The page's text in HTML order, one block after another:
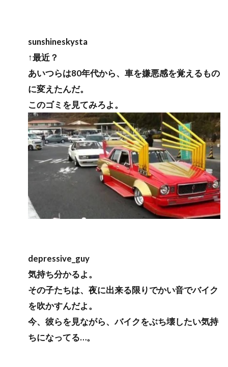
sunshineskysta
↑最近？
あいつらは80年代から、車を嫌悪感を覚えるもの
に変えたんだ。
このゴミを見てみろよ。
depressive_guy
気持ち分かるよ。
その子たちは、夜に出来る限りでかい音でバイク
を吹かすんだよ。
今、彼らを見ながら、バイクをぶち壊したい気持
ちになってる…。